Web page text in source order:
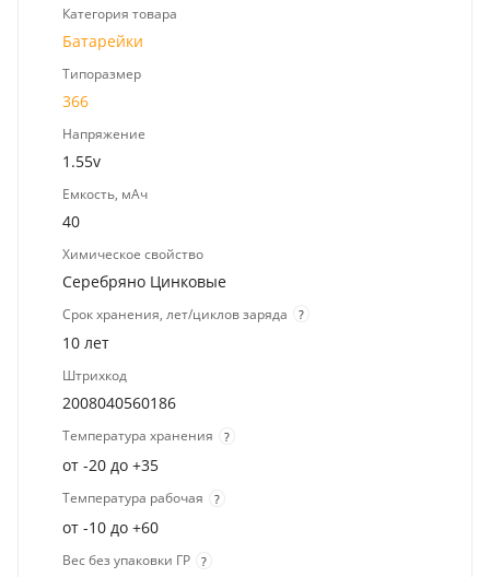
Категория товара
Батарейки
Типоразмер
366
Напряжение
1.55v
Емкость, мАч
40
Химическое свойство
Серебряно Цинковые
Срок хранения, лет/циклов заряда ?
10 лет
Штрихкод
2008040560186
Температура хранения ?
от -20 до +35
Температура рабочая ?
от -10 до +60
Вес без упаковки ГР ?